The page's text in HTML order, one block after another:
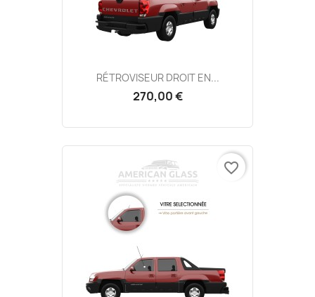
RÉTROVISEUR DROIT EN...
270,00 €
favorite_border